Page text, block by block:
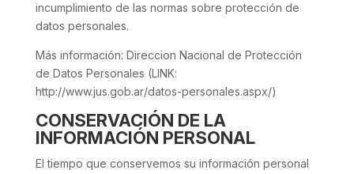
incumplimiento de las normas sobre protección de
datos personales.
Más información: Direccion Nacional de Protección
de Datos Personales (LINK:
http://www.jus.gob.ar/datos-personales.aspx/)
CONSERVACIÓN DE LA
INFORMACIÓN PERSONAL
El tiempo que conservemos su información personal